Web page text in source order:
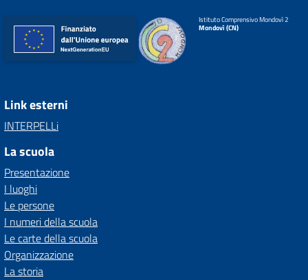
Istituto Comprensivo Mondovì 2
Mondovì (CN)
Link esterni
INTERPELLi
La scuola
Presentazione
I luoghi
Le persone
I numeri della scuola
Le carte della scuola
Organizzazione
La storia